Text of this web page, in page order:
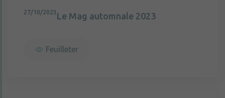
27/10/2023 Le Mag automnale 2023
Feuilleter